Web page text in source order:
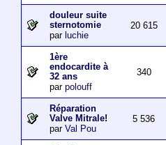
douleur suite
sternotomie
par luchie
20 615
1ère
endocardite à
32 ans
par polouff
340
Réparation
Valve Mitrale!
par Val Pou
5 536